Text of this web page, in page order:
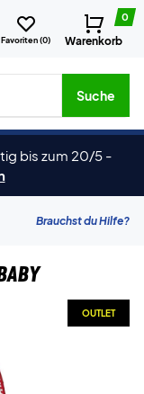
Favoriten (0)
0
Warenkorb
usw.
Suche
bis zum 20/5 -
Brauchst du Hilfe?
OUTLET
OUTLET
OUTLET
OUTLET